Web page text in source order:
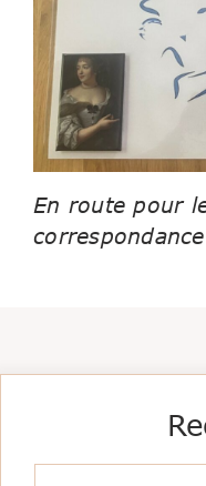
En route pour